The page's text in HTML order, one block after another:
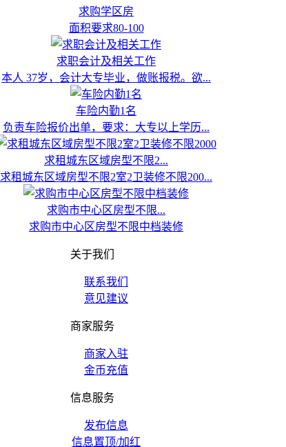
求购学区房
面积要求80-100
求职会计及相关工作
本人 37岁，会计大专毕业，做账报税。欲...
车险内勤1名
负责车险报价出单，要求：大专以上学历...
求租城东区域房型不限2...
求租城东区域房型不限2室2卫装修不限200...
求购市中心区房型不限...
求购市中心区房型不限中档装修
关于我们
联系我们
意见建议
商家服务
商家入驻
金币充值
信息服务
发布信息
信息置顶/加红